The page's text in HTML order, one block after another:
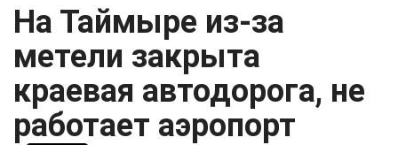
На Таймыре из-за
метели закрыта
краевая автодорога, не
работает аэропорт